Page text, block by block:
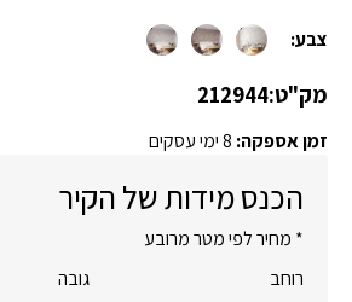
צבע:
מק"ט:212944
זמן אספקה: 8 ימי עסקים
הכנס מידות של הקיר
* מחיר לפי מטר מרובע
רוחב
גובה